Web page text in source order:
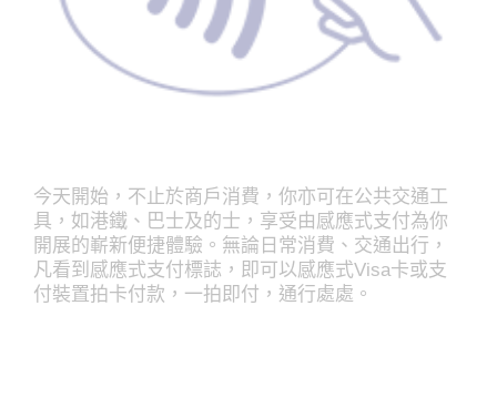
今天開始，不止於商戶消費，你亦可在公共交通工
具，如港鐵、巴士及的士，享受由感應式支付為你
開展的嶄新便捷體驗。無論日常消費、交通出行，
凡看到感應式支付標誌，即可以感應式Visa卡或支
付裝置拍卡付款，一拍即付，通行處處。